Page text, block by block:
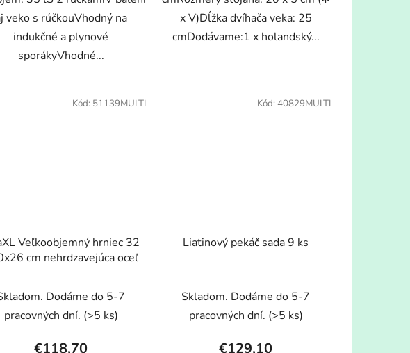
veko s rúčkouVhodný na
indukčné a plynové
sporákyVhodné...
x V)Dĺžka dvíhača veka: 25
cmDodávame:1 x holandský...
Veľkoobjemný hrniec 32
cm nehrdzavejúca oceľ
Dodáme do 5-7
pracovných dní. (>5 ks)
€118,70
Kód: 51139MULTI
Liatinový pekáč sada 9 ks
Skladom. Dodáme do 5-7
pracovných dní. (>5 ks)
€129,10
Kód: 40829MULTI